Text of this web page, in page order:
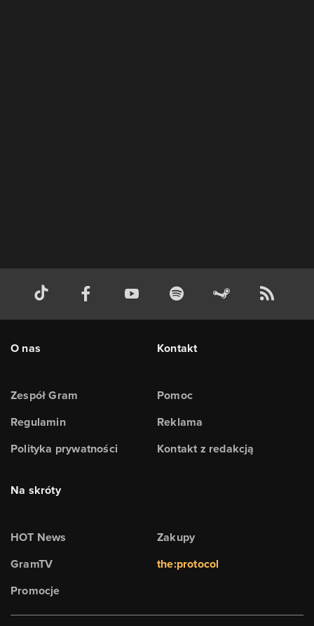
O nas
Zespół Gram
Regulamin
Polityka prywatności
Kontakt
Pomoc
Reklama
Kontakt z redakcją
Na skróty
HOT News
GramTV
Promocje
Zakupy
the:protocol